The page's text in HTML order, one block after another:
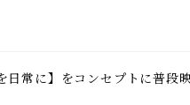
日常に】をコンセプトに普